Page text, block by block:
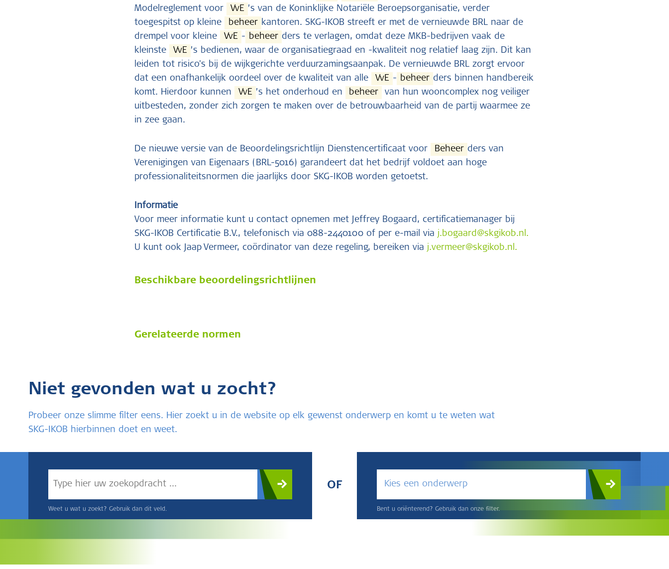
Modelreglement voor
VvE ’s van de Koninklijke Notariële Beroepsorganisatie, verder
toegespitst op kleine
beheer kantoren. SKG-IKOB streeft er met de vernieuwde BRL naar de
drempel voor kleine
VvE - beheer ders te verlagen, omdat deze MKB-bedrijven vaak de
kleinste
VvE ’s bedienen, waar de organisatiegraad en -kwaliteit nog relatief laag zijn. Dit kan
leiden tot risico's bij de wijkgerichte verduurzamingsaanpak. De vernieuwde BRL zorgt ervoor
dat een onafhankelijk oordeel over de kwaliteit van alle
VvE - beheer ders binnen handbereik
komt. Hierdoor kunnen
VvE ’s het onderhoud en beheer
van hun wooncomplex nog veiliger
uitbesteden, zonder zich zorgen te maken over de betrouwbaarheid van de partij waarmee ze
in zee gaan.
De nieuwe versie van de Beoordelingsrichtlijn Dienstencertificaat voor Beheer ders van
Verenigingen van Eigenaars (BRL-5016) garandeert dat het bedrijf voldoet aan hoge
professionaliteitsnormen die jaarlijks door SKG-IKOB worden getoetst.
Informatie
Voor meer informatie kunt u contact opnemen met Jeffrey Bogaard, certificatiemanager bij
SKG-IKOB Certificatie B.V., telefonisch via 088-2440100 of per e-mail via j.bogaard@skgikob.nl.
U kunt ook Jaap Vermeer, coördinator van deze regeling, bereiken via j.vermeer@skgikob.nl.
Beschikbare beoordelingsrichtlijnen
Gerelateerde normen
Niet gevonden wat u zocht?
Probeer onze slimme filter eens. Hier zoekt u in de website op elk gewenst onderwerp en komt u te weten wat
SKG-IKOB hierbinnen doet en weet.
Weet u wat u zoekt? Gebruik dan dit veld.
OF Kies een onderwerp
Bent u oriënterend? Gebruik dan onze filter.